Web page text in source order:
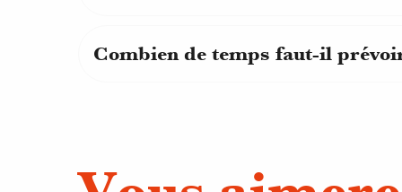
Combien de temps faut-il